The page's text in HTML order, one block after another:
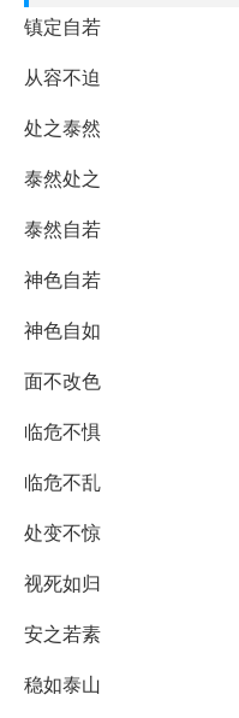
镇定自若
从容不迫
处之泰然
泰然处之
泰然自若
神色自若
神色自如
面不改色
临危不惧
临危不乱
处变不惊
视死如归
安之若素
稳如泰山